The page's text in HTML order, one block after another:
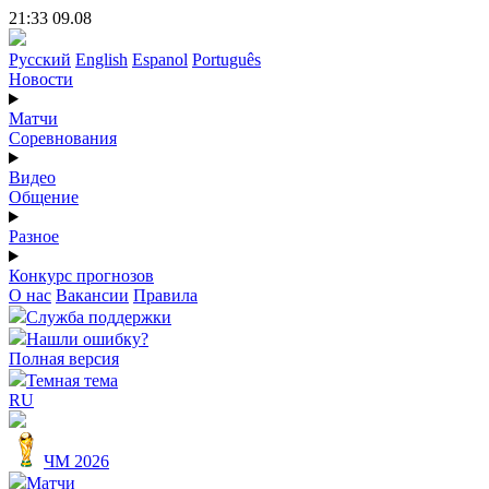
21:33 09.08
Русский English Espanol Português
Новости
Матчи
Соревнования
Видео
Общение
Разное
Конкурс прогнозов
О нас Вакансии Правила
Служба поддержки
Нашли ошибку?
Полная версия
Темная тема
RU
ЧМ 2026
Матчи